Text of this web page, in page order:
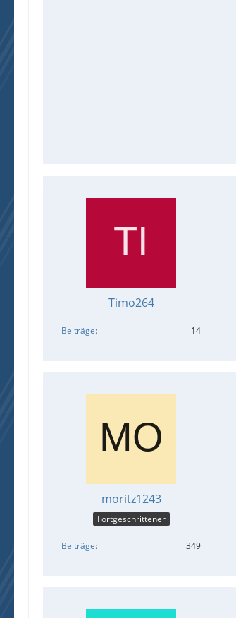
Timo264
Beiträge 14
moritz1243
Fortgeschrittener
Beiträge 349